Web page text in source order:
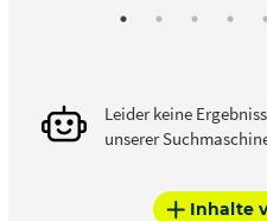
Leider keine
unserer
Inhalte